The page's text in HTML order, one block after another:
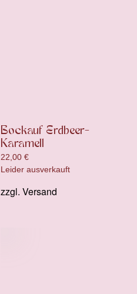
Bockauf Erdbeer-
Karamell
22,00 €
Leider ausverkauft
zzgl. Versand